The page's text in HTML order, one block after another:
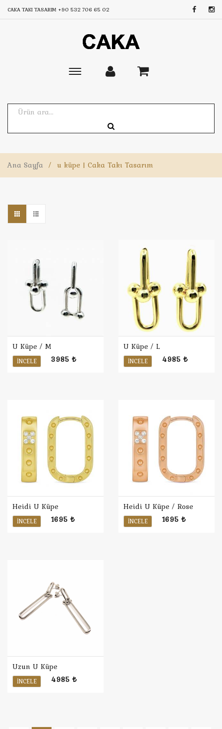
CAKA TAKI TASARIM +90 532 706 65 02
Toggle
Ana Sayfa / u küpe | Caka Takı Tasarım
U Küpe / M
İNCELE 3985 ₺
U Küpe / L
İNCELE 4985 ₺
Heidi U Küpe
İNCELE 1695 ₺
Heidi U Küpe / Rose
İNCELE 1695 ₺
Uzun U Küpe
İNCELE 4985 ₺